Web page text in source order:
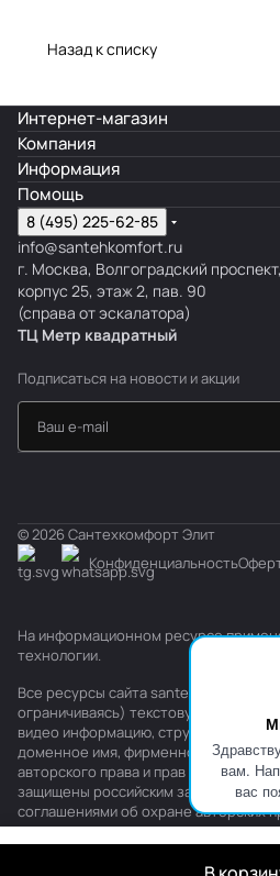
вам.
вас
Назад к списку
Интернет-магазин
Компания
Информация
Помощь
8 (495) 225-62-85
info@santehkomfort.ru
г. Москва, Волгоградский
корпус 25, этаж 2, пав. 90
(справа от эскалатора)
ТЦ Метр квадратный
Подписаться на новости и акции
© 2026 Сантехкомфорт Элит
Конфиденциальность
На информационном ресурсе
технологии.
Все ресурсы сайта santehkomfort.ru,
ограничиваясь) текстовую,
видео информацию, структуру,
доменное имя, фирменное
авторского права и прав на
защищены российским
соглашениями об охране авторских